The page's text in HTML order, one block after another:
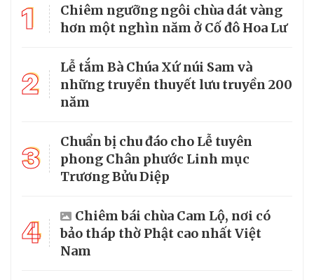
1
Chiêm ngưỡng ngôi chùa dát vàng
hơn một nghìn năm ở Cố đô Hoa Lư
2
Lễ tắm Bà Chúa Xứ núi Sam và
những truyền thuyết lưu truyền 200
năm
3
Chuẩn bị chu đáo cho Lễ tuyên
phong Chân phước Linh mục
Trương Bửu Diệp
4
Chiêm bái chùa Cam Lộ, nơi có
bảo tháp thờ Phật cao nhất Việt
Nam